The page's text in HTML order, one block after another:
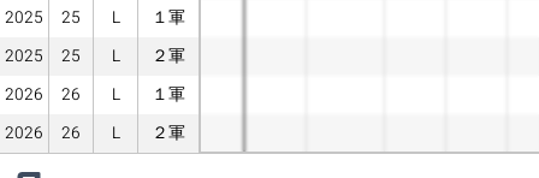
2025
25 L
１軍
2025
25 L
２軍
2026
26 L
１軍
2026
26 L ２軍